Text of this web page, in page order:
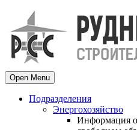
Open Menu
Подразделения
Энергохозяйство
Информация о